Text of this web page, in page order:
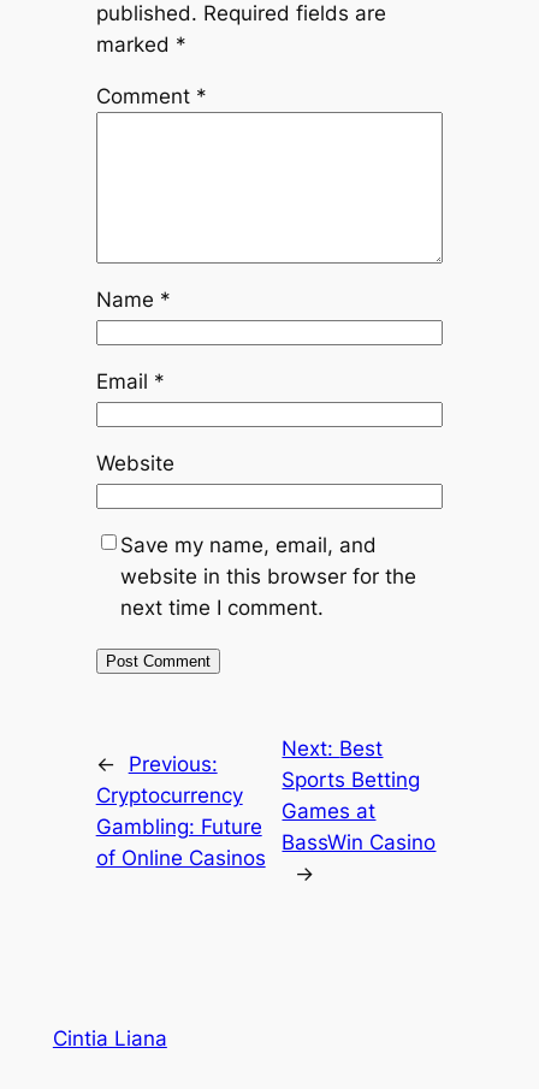
published. Required fields are
marked *
Comment *
Name *
Email *
Website
Save my name, email, and
website in this browser for the
next time I comment.
←
Previous:
Cryptocurrency
Gambling: Future
of Online Casinos
Next: Best
Sports Betting
Games at
BassWin Casino
→
Cintia Liana